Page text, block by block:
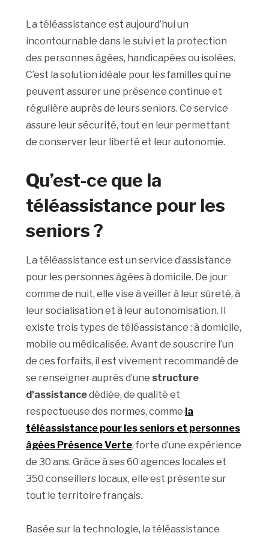
La téléassistance est aujourd’hui un
incontournable dans le suivi et la protection
des personnes âgées, handicapées ou isolées.
C’est la solution idéale pour les familles qui ne
peuvent assurer une présence continue et
régulière auprès de leurs seniors. Ce service
assure leur sécurité, tout en leur permettant
de conserver leur liberté et leur autonomie.
Qu’est-ce que la
téléassistance pour les
seniors ?
La téléassistance est un service d’assistance
pour les personnes âgées à domicile. De jour
comme de nuit, elle vise à veiller à leur sûreté, à
leur socialisation et à leur autonomisation. Il
existe trois types de téléassistance : à domicile,
mobile ou médicalisée. Avant de souscrire l’un
de ces forfaits, il est vivement recommandé de
se renseigner auprès d’une structure
d’assistancedédiée, de qualité et
respectueuse des normes, comme la
téléassistance pour les seniors et personnes
âgées Présence Verte, forte d’une expérience
de 30 ans. Grâce à ses 60 agences locales et
350 conseillers locaux, elle est présente sur
tout le territoire français.
Basée sur la technologie, la téléassistance